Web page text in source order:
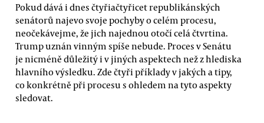
Pokud dává i dnes čtyřiačtyřicet republikánských
senátorů najevo svoje pochyby o celém procesu,
neočekávejme, že jich najednou otočí celá čtvrtina.
Trump uznán vinným spíše nebude. Proces v Senátu
je nicméně důležitý i v jiných aspektech než z hlediska
hlavního výsledku. Zde čtyři příklady v jakých a tipy,
co konkrétně při procesu s ohledem na tyto aspekty
sledovat.